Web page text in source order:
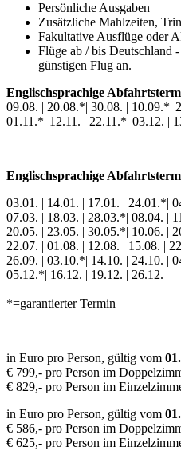
Persönliche Ausgaben
Zusätzliche Mahlzeiten,
Fakultative Ausflüge oder
Flüge ab / bis Deutschland
günstigen Flug an.
Englischsprachige
09.08. | 20.08.*| 30.08. | 10.09.*|
01.11.*| 12.11. | 22.11.*| 03.12. |
Englischsprachige
03.01. | 14.01. | 17.01. | 24.01.*|
07.03. | 18.03. | 28.03.*| 08.04. |
20.05. | 23.05. | 30.05.*| 10.06. |
22.07. | 01.08. | 12.08. | 15.08. |
26.09. | 03.10.*| 14.10. | 24.10. |
05.12.*| 16.12. | 19.12. | 26.12.
*=garantierter Termin
in Euro pro Person, gültig vom
€ 799,- pro Person im
€ 829,- pro Person im
in Euro pro Person, gültig vom
€ 586,- pro Person im
€ 625,- pro Person im